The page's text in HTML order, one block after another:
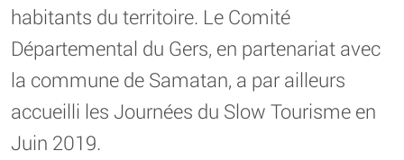
habitants du territoire. Le Comité
Départemental du Gers, en partenariat avec
la commune de Samatan, a par ailleurs
accueilli les Journées du Slow Tourisme en
Juin 2019.